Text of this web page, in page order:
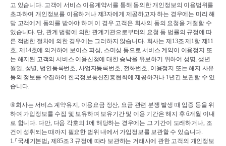
고 있습니다. 고객이 서비스 이용계약서를 통해 동의한 개인정보의 이용범위를
초과하여 개인정보를 이용하거나 제3자에게 제공하고자 하는 경우에는 미리 해
당 고객에게 동의를 받아야 하며 이 경우 고객은 회사의 동의 요청을 거절할 수
있습니다. 단, 관계 법령에 의한 관계기관으로부터의 요청 등 법률의 규정에 따
른 적법한 절차에 의한 경우에는 그러하지 않습니다. 회사는 제 13조 제 1항 제 11
호, 제 14호에 의거하여 보이스 피싱, 스미싱 등으로 서비스 계약이 이용정지 또
는 해지된 고객의 서비스 이용신청에 대한 승낙을 유보하기 위하여 성명, 생년
월일, 성별, 법인등록번호, 사업자등록번호, 전화번호, 이용정지 또는 해지 사유
등의 정보를 수집하여 한국정보통신진흥협회에 제공하거나 1년간 보관할 수 있
습니다.
④회사는 서비스 계약유지 , 이용요금 정산, 요금 관련 분쟁 발생 때 입증 등을 위
하여 가입정보를 수집 및 보유하며 보유기간 및 이용 기간은 해지 후 6개월 이내
로 합니다. 다만, 다음 각호의 1에 해당하는 경우에는 그 기간이 도래하거나, 조
건이 성취되는 때까지 필요한 범위 내에서 가입정보를 보관할 수 있습니다.
1.⸀국세기본법 ⸥ 제 85조 3 규정에 따라 보관하는 거래사에 관한 고객의 개인정보